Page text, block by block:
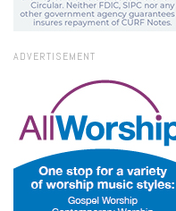
ADVERTISEMENT